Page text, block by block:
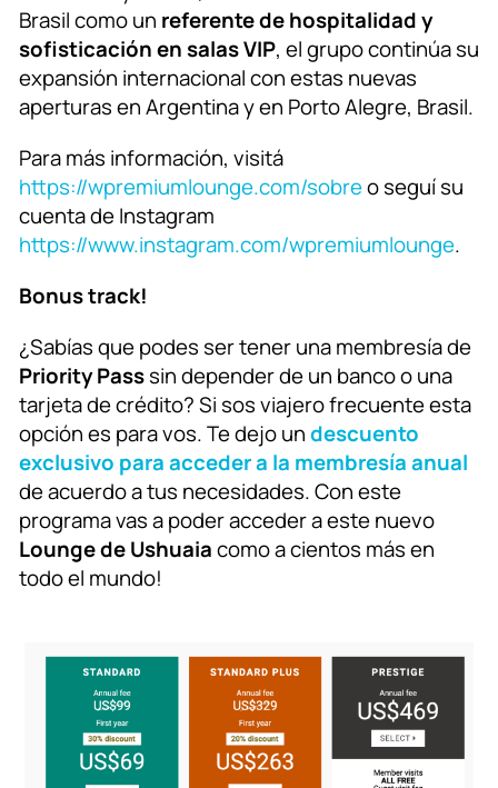
Brasil como un referente de hospitalidad y
sofisticación en salas VIP, el grupo continúa su
expansión internacional con estas nuevas
aperturas en Argentina y en Porto Alegre, Brasil.
Para más información, visitá
https://wpremiumlounge.com/sobreo seguí su
cuenta de Instagram
https://www.instagram.com/wpremiumlounge.
Bonus track!
¿Sabías que podes ser tener una membresía de
Priority Passsin depender de un banco o una
tarjeta de crédito? Si sos viajero frecuente esta
opción es para vos. Te dejo undescuento
exclusivo para acceder a la membresía anual
de acuerdo a tus necesidades. Con este
programa vas a poder acceder a este nuevo
Lounge de Ushuaiacomo a cientos más en
todo el mundo!